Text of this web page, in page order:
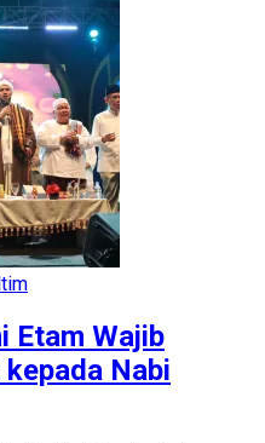
Etam Wajib
Nabi